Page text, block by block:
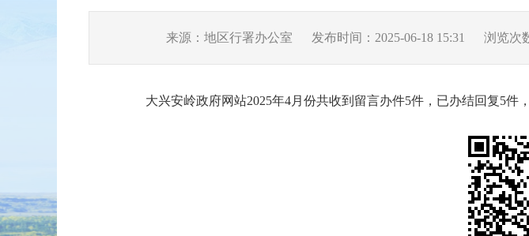
来源：地区行署办公室 发布时间：2025-06-18 15:31 浏览次
大兴安岭政府网站2025年4月份共收到留言办件5件，已办结回复5件